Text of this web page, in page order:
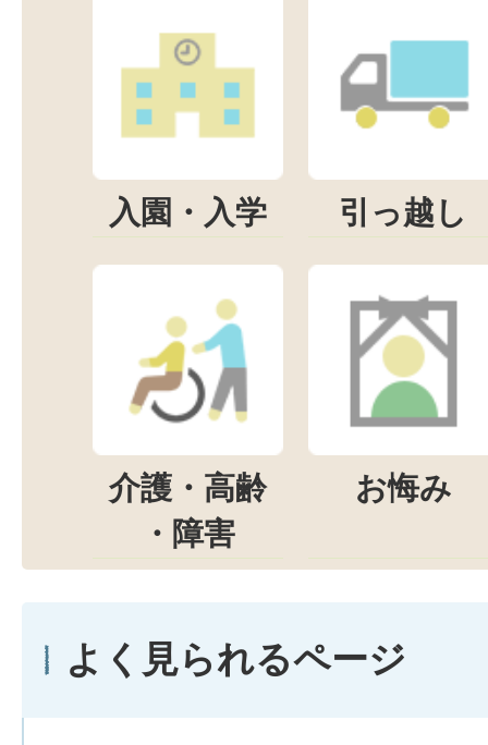
入園・入学 引っ越し
介護・高齢
・障害
お悔み
よく見られるページ